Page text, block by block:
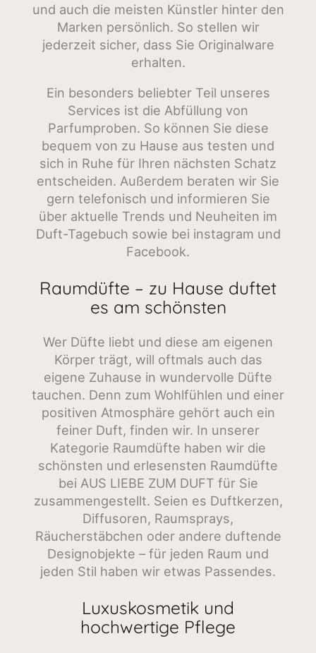
und auch die meisten Künstler hinter den
Marken persönlich. So stellen wir
jederzeit sicher, dass Sie Originalware
erhalten.
Ein besonders beliebter Teil unseres
Services ist die Abfüllung von
Parfumproben. So können Sie diese
bequem von zu Hause aus testen und
sich in Ruhe für Ihren nächsten Schatz
entscheiden. Außerdem beraten wir Sie
gern telefonisch und informieren Sie
über aktuelle Trends und Neuheiten im
Duft-Tagebuch sowie bei instagram und
Facebook.
Raumdüfte – zu Hause duftet
es am schönsten
Wer Düfte liebt und diese am eigenen
Körper trägt, will oftmals auch das
eigene Zuhause in wundervolle Düfte
tauchen. Denn zum Wohlfühlen und einer
positiven Atmosphäre gehört auch ein
feiner Duft, finden wir. In unserer
Kategorie Raumdüfte haben wir die
schönsten und erlesensten Raumdüfte
bei AUS LIEBE ZUM DUFT für Sie
zusammengestellt. Seien es Duftkerzen,
Diffusoren, Raumsprays,
Räucherstäbchen oder andere duftende
Designobjekte – für jeden Raum und
jeden Stil haben wir etwas Passendes.
Luxuskosmetik und
hochwertige Pflege